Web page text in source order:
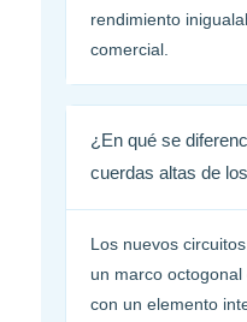
rendimiento
comercial.
¿En qué se
cuerdas altas de
Los nuevos
un marco
con un elemento